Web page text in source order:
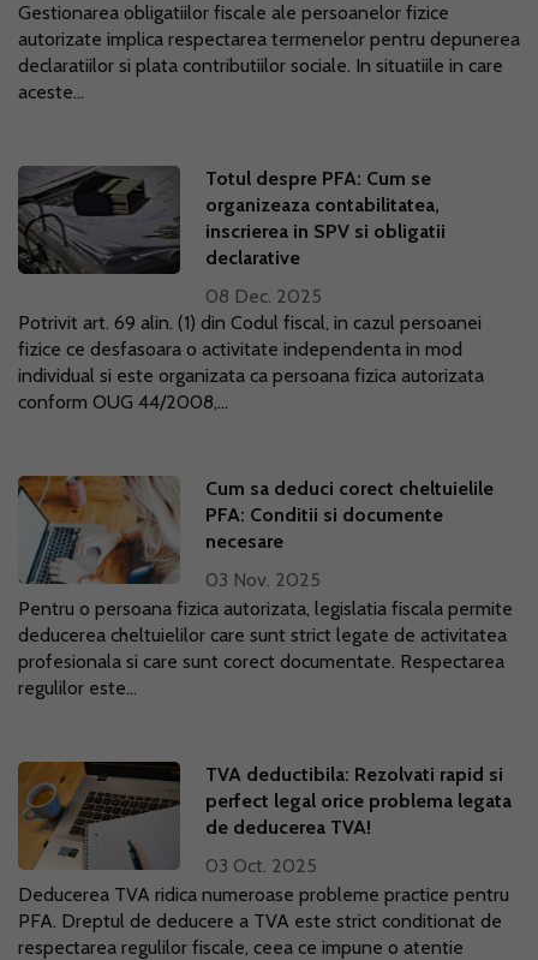
Gestionarea obligatiilor fiscale ale persoanelor fizice
autorizate implica respectarea termenelor pentru depunerea
declaratiilor si plata contributiilor sociale. In situatiile in care
aceste...
Totul despre PFA: Cum se
organizeaza contabilitatea,
inscrierea in SPV si obligatii
declarative
08 Dec. 2025
Potrivit art. 69 alin. (1) din Codul fiscal, in cazul persoanei
fizice ce desfasoara o activitate independenta in mod
individual si este organizata ca persoana fizica autorizata
conform OUG 44/2008,...
Cum sa deduci corect cheltuielile
PFA: Conditii si documente
necesare
03 Nov. 2025
Pentru o persoana fizica autorizata, legislatia fiscala permite
deducerea cheltuielilor care sunt strict legate de activitatea
profesionala si care sunt corect documentate. Respectarea
regulilor este...
TVA deductibila: Rezolvati rapid si
perfect legal orice problema legata
de deducerea TVA!
03 Oct. 2025
Deducerea TVA ridica numeroase probleme practice pentru
PFA. Dreptul de deducere a TVA este strict conditionat de
respectarea regulilor fiscale, ceea ce impune o atentie